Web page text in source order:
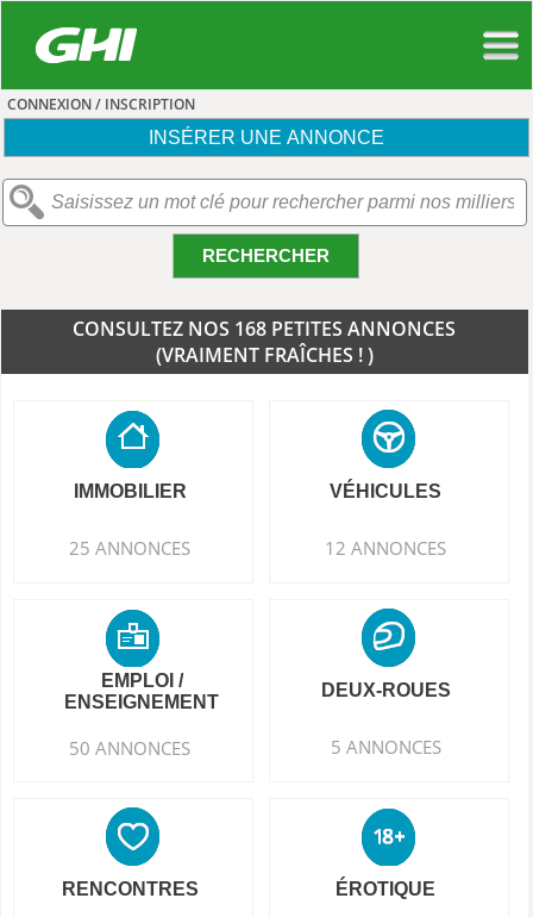
CONNEXION / INSCRIPTION
CONSULTEZ NOS 168 PETITES ANNONCES
(VRAIMENT FRAÎCHES ! )
IMMOBILIER
25 ANNONCES
VÉHICULES
12 ANNONCES
EMPLOI /
ENSEIGNEMENT
50 ANNONCES
DEUX-ROUES
5 ANNONCES
RENCONTRES ÉROTIQUE
INSÉRER UNE ANNONCE
RECHERCHER